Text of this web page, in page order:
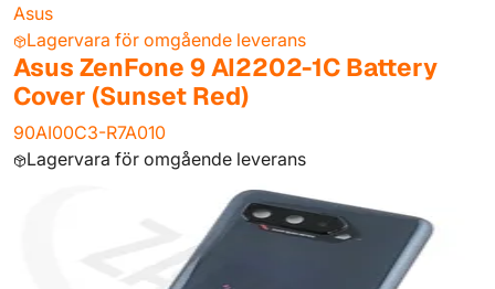
Asus
Lagervara för omgående leverans
Asus ZenFone 9 AI2202-1C Battery
Cover (Sunset Red)
90AI00C3-R7A010
Lagervara för omgående leverans